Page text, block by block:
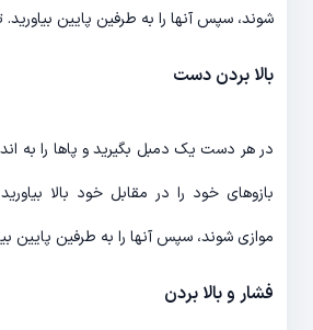
شوند، سپس آنها را به طرفین پایین بیاورید.
بالا بردن دست
در هر دست یک دمبل بگیرید و پاها را به
بازوهای خود را در مقابل خود بالا
موازی شوند، سپس آنها را به طرفین پایین
فشار و بالا بردن